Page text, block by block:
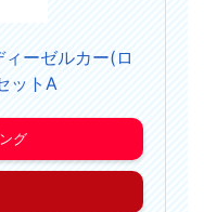
ーゼルカー(ロ
ットA
グ